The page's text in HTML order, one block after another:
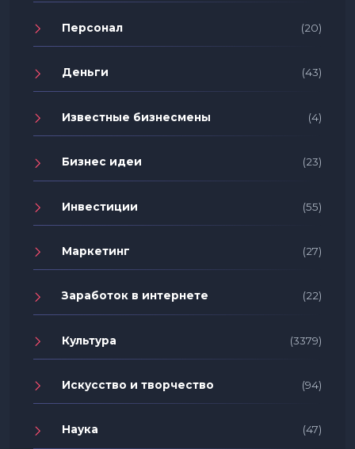
Персонал (20)
Деньги (43)
Известные бизнесмены (4)
Бизнес идеи (23)
Инвестиции (55)
Маркетинг (27)
Заработок в интернете (22)
Культура (3379)
Искусство и творчество (94)
Наука (47)